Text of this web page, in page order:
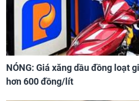
NÓNG: Giá xăng dầu đồng loạt
hơn 600 đồng/lít